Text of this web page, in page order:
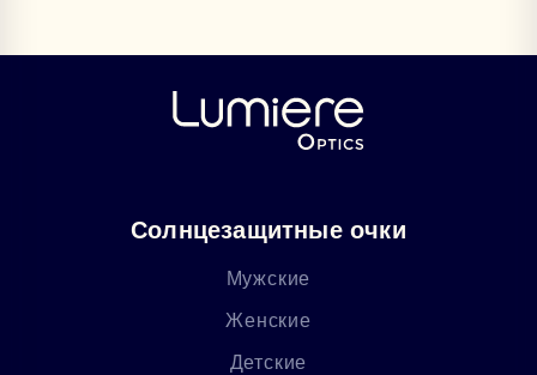
Солнцезащитные очки
Мужские
Женские
Детские